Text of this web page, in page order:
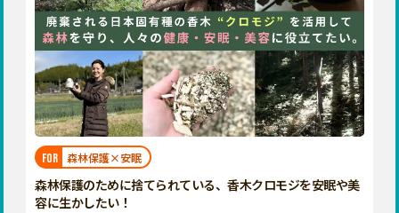
関東
茨城
栃木
群馬
千葉
鳥取 島根 岡山 広島 山口
四国
徳島 香川 愛媛 高知
九州・沖縄
福岡 佐賀 長崎
宮崎
鹿児島 沖縄
FOR 森林保護×安眠
森林保護のために捨てられている、香木クロモジを安眠や美
容に生かしたい！